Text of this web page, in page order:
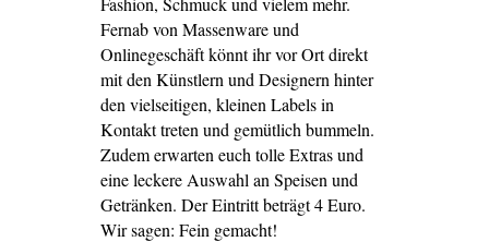
Fernab von Massenware und
Onlinegeschäft könnt ihr vor Ort direkt
mit den Künstlern und Designern hinter
den vielseitigen, kleinen Labels in
Kontakt treten und gemütlich bummeln.
Zudem erwarten euch tolle Extras und
eine leckere Auswahl an Speisen und
Getränken. Der Eintritt beträgt 4 Euro.
Wir sagen: Fein gemacht!